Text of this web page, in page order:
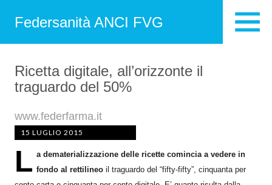
Federsanità ANCI FVG
Ricetta digitale, all’orizzonte il
traguardo del 50%
www.federfarma.it
15 LUGLIO 2015
L a dematerializzazione delle ricette comincia a vedere in
fondo al rettilineo il traguardo del “fifty-fifty”, cinquanta per